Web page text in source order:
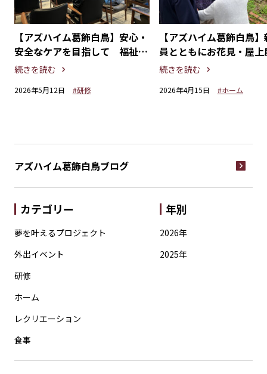
【アズハイム葛飾白鳥】安心・
安全なケアを目指して 福祉用
具勉強会
続きを読む
2026年5月12日 #研修
【アズハイム葛飾白鳥
員とともにお花見・屋上
楽しむ春のひととき
続きを読む
2026年4月15日 #ホーム
アズハイム葛飾白鳥ブログ
カテゴリー
夢を叶えるプロジェクト
外出イベント
研修
ホーム
レクリエーション
食事
年別
2026年
2025年